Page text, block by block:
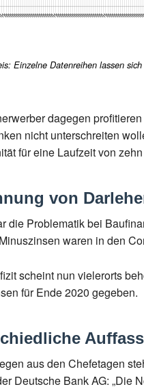
Einzelne Datenreihen lassen
dagegen
nicht unterschreiten
für eine Laufzeit von
von
die Problematik bei
waren in den
scheint nun vielerorts
für Ende 2020 gegeben.
aus den Chefetagen
Deutsche Bank AG: „Die